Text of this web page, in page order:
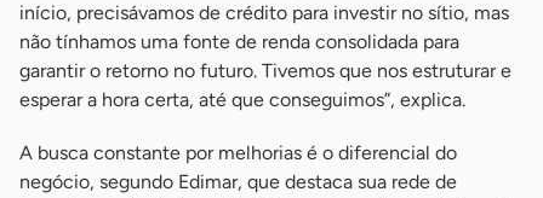
início, precisávamos de crédito para investir no sítio, mas
não tínhamos uma fonte de renda consolidada para
garantir o retorno no futuro. Tivemos que nos estruturar e
esperar a hora certa, até que conseguimos”, explica.
A busca constante por melhorias é o diferencial do
negócio, segundo Edimar, que destaca sua rede de